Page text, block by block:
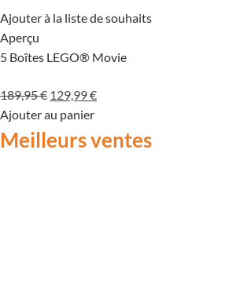
Ajouter à la liste de souhaits
Aperçu
5 Boîtes LEGO® Movie
189,95€ Le
prix
était :
129,99€Le
actuel
est :
Ajouter au panier
Meilleurs ventes